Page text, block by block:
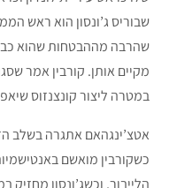
שבוריס ג’ונסון הוא ראש
שהרבה מההבטחות שהוא
מקיים אותן. קורבין אמר
במטרה ליצור קונצנזוס
אטצ’ינגהאם אתגרה בשלב
כשקורבין מואשם
הלייבור, וכשג’ונסון מחזיק